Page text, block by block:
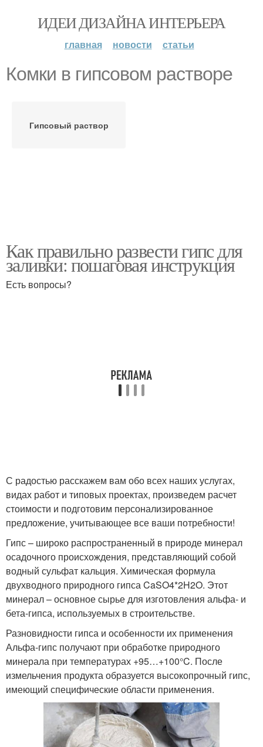
ИДЕИ ДИЗАЙНА ИНТЕРЬЕРА
главная новости статьи
Комки в гипсовом растворе
Гипсовый раствор
Как правильно развести гипс для
заливки: пошаговая инструкция
Есть вопросы?
С радостью расскажем вам обо всех наших услугах,
видах работ и типовых проектах, произведем расчет
стоимости и подготовим персонализированное
предложение, учитывающее все ваши потребности!
Гипс – широко распространенный в природе минерал
осадочного происхождения, представляющий собой
водный сульфат кальция. Химическая формула
двухводного природного гипса CaSO4*2H2O. Этот
минерал – основное сырье для изготовления альфа- и
бета-гипса, используемых в строительстве.
Разновидности гипса и особенности их применения
Альфа-гипс получают при обработке природного
минерала при температурах +95…+100°C. После
измельчения продукта образуется высокопрочный гипс,
имеющий специфические области применения.